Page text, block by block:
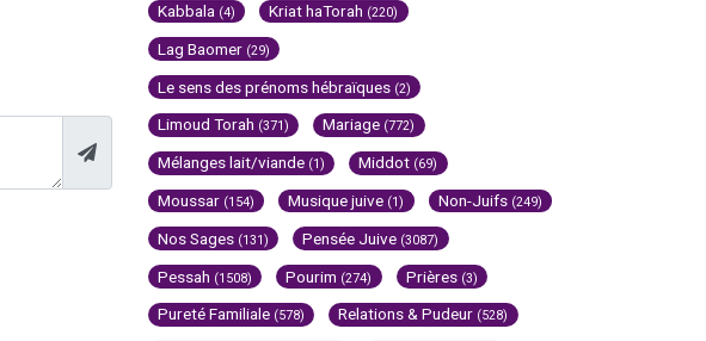
Kabbala (4) Kriat haTorah (220)
Lag Baomer (29)
Le sens des prénoms hébraïques (2)
Limoud Torah (371) Mariage (772)
Mélanges lait/viande (1) Middot (69)
Moussar (154) Musique juive (1) Non-Juifs (249)
Nos Sages (131) Pensée Juive (3087)
Pessah (1508) Pourim (274) Prières (3)
Pureté Familiale (578) Relations & Pudeur (528)